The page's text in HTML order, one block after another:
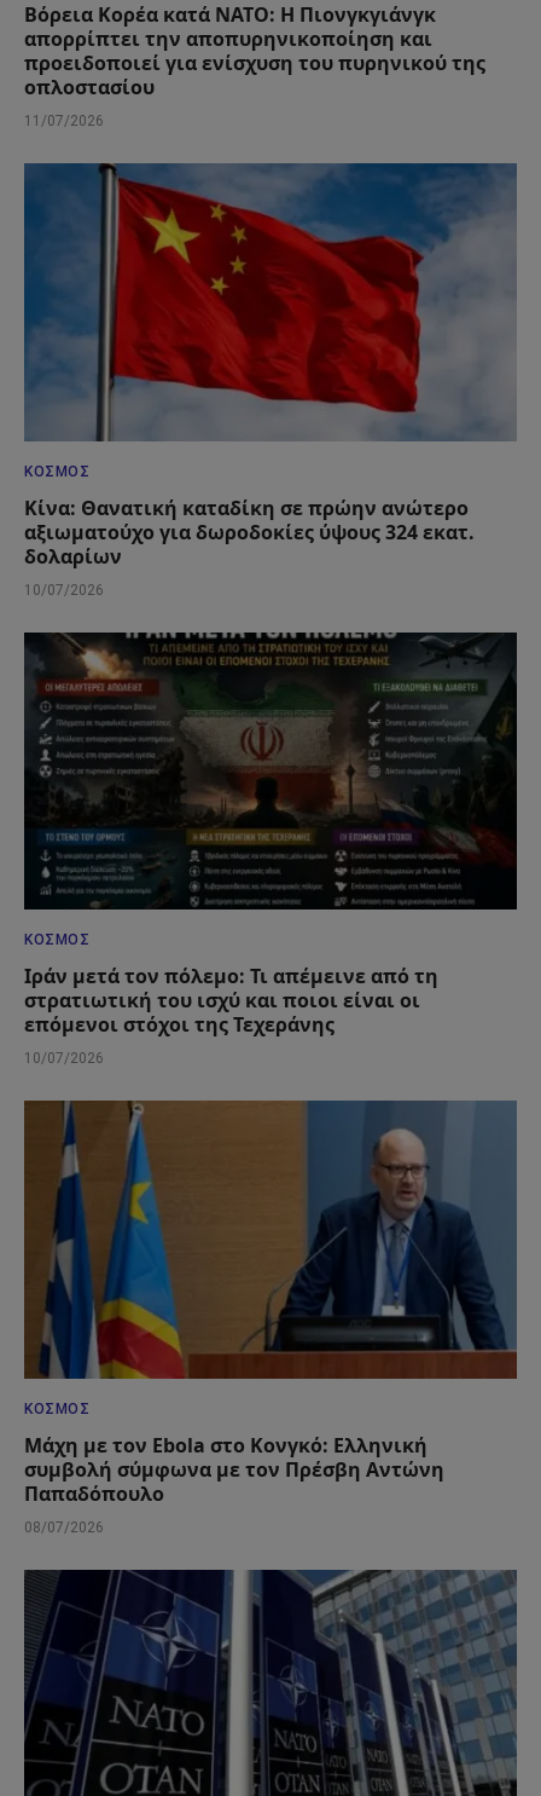
Βόρεια Κορέα κατά ΝΑΤΟ: Η Πιονγκγιάνγκ
απορρίπτει την αποπυρηνικοποίηση και
προειδοποιεί για ενίσχυση του πυρηνικού της
οπλοστασίου
11/07/2026
ΚΌΣΜΟΣ
Κίνα: Θανατική καταδίκη σε πρώην ανώτερο
αξιωματούχο για δωροδοκίες ύψους 324 εκατ.
δολαρίων
10/07/2026
ΚΌΣΜΟΣ
Ιράν μετά τον πόλεμο: Τι απέμεινε από τη
στρατιωτική του ισχύ και ποιοι είναι οι
επόμενοι στόχοι της Τεχεράνης
10/07/2026
ΚΌΣΜΟΣ
Μάχη με τον Ebola στο Κονγκό: Ελληνική
συμβολή σύμφωνα με τον Πρέσβη Αντώνη
Παπαδόπουλο
08/07/2026